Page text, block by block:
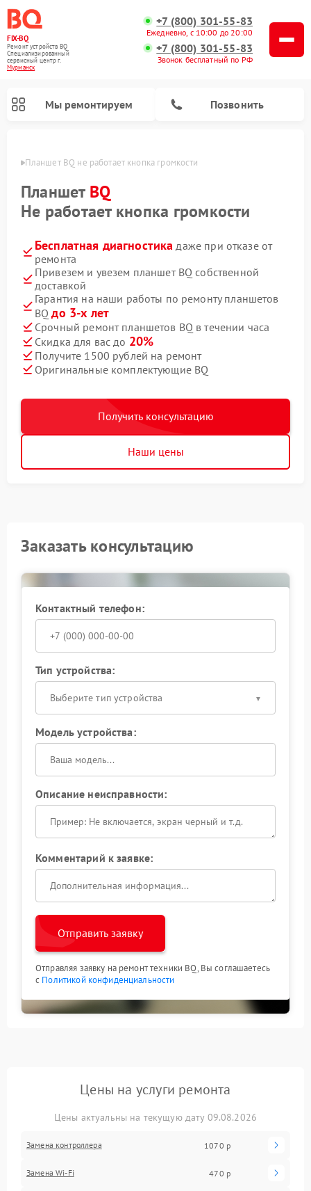
FIX-BQ
Ремонт устройств BQ
Специализированный
cервисный центр г.
Мурманск
+7 (800) 301-55-83
Ежедневно, с 10:00 до 20:00
+7 (800) 301-55-83
Звонок бесплатный по РФ
Мы ремонтируем Позвонить
Планшет BQ не работает кнопка громкости
Планшет BQ
Не работает кнопка громкости
Бесплатная диагностика даже при отказе от
ремонта
Привезем и увезем планшет BQ собственной
доставкой
Гарантия на наши работы по ремонту планшетов
BQдо 3-х лет
Срочный ремонт планшетов BQ в течении часа
Скидка для вас до 20%
Получите 1500 рублей на ремонт
Оригинальные комплектующие BQ
Получить консультацию
Наши цены
Заказать консультацию
Контактный телефон:
Тип устройства:
Выберите тип устройства
Модель устройства:
Описание неисправности:
Комментарий к заявке:
Отправить заявку
Отправляя заявку на ремонт техники BQ, Вы соглашаетесь
с Политикой конфиденциальности
Цены на услуги ремонта
Цены актуальны на текущую дату 09.08.2026
Замена контроллера 1070 р
Замена Wi-Fi 470 р